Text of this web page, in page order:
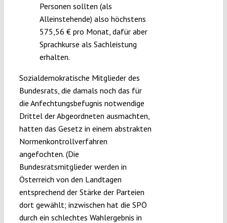
Personen sollten (als
Alleinstehende) also höchstens
575,56 € pro Monat, dafür aber
Sprachkurse als Sachleistung
erhalten.
Sozialdemokratische Mitglieder des
Bundesrats, die damals noch das für
die Anfechtungsbefugnis notwendige
Drittel der Abgeordneten ausmachten,
hatten das Gesetz in einem abstrakten
Normenkontrollverfahren
angefochten. (Die
Bundesratsmitglieder werden in
Österreich von den Landtagen
entsprechend der Stärke der Parteien
dort gewählt; inzwischen hat die SPÖ
durch ein schlechtes Wahlergebnis in